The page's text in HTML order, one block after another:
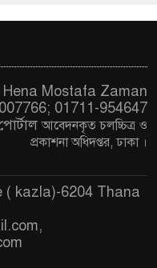
Mostafa Zaman
01711-954647
আবেদনকৃত চলচ্চিত্র ও
প্রকাশনা অধিদপ্তর, ঢাকা ।
( kazla)-6204 Thana
,